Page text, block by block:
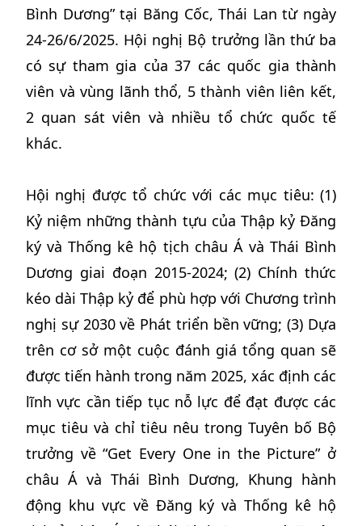
Bình Dương” tại Băng Cốc, Thái Lan từ ngày
24-26/6/2025. Hội nghị Bộ trưởng lần thứ ba
có sự tham gia của 37 các quốc gia thành
viên và vùng lãnh thổ, 5 thành viên liên kết,
2 quan sát viên và nhiều tổ chức quốc tế
khác.
Hội nghị được tổ chức với các mục tiêu: (1)
Kỷ niệm những thành tựu của Thập kỷ Đăng
ký và Thống kê hộ tịch châu Á và Thái Bình
Dương giai đoạn 2015-2024; (2) Chính thức
kéo dài Thập kỷ để phù hợp với Chương trình
nghị sự 2030 về Phát triển bền vững; (3) Dựa
trên cơ sở một cuộc đánh giá tổng quan sẽ
được tiến hành trong năm 2025, xác định các
lĩnh vực cần tiếp tục nỗ lực để đạt được các
mục tiêu và chỉ tiêu nêu trong Tuyên bố Bộ
trưởng về “Get Every One in the Picture” ở
châu Á và Thái Bình Dương, Khung hành
động khu vực về Đăng ký và Thống kê hộ